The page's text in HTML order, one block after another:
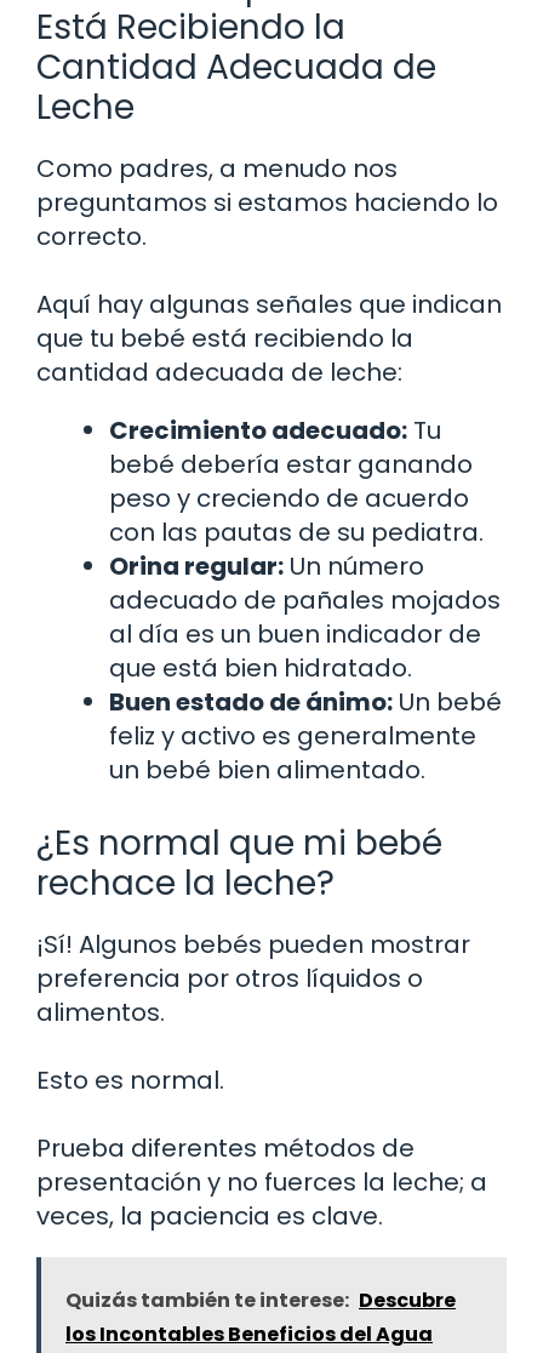
Está Recibiendo la
Cantidad Adecuada de
Leche
Como padres, a menudo nos
preguntamos si estamos haciendo lo
correcto.
Aquí hay algunas señales que indican
que tu bebé está recibiendo la
cantidad adecuada de leche:
Crecimiento adecuado: Tu
bebé debería estar ganando
peso y creciendo de acuerdo
con las pautas de su pediatra.
Orina regular: Un número
adecuado de pañales mojados
al día es un buen indicador de
que está bien hidratado.
Buen estado de ánimo: Un bebé
feliz y activo es generalmente
un bebé bien alimentado.
¿Es normal que mi bebé
rechace la leche?
¡Sí! Algunos bebés pueden mostrar
preferencia por otros líquidos o
alimentos.
Esto es normal.
Prueba diferentes métodos de
presentación y no fuerces la leche; a
veces, la paciencia es clave.
Quizás también te interese: Descubre
los Incontables Beneficios del Agua